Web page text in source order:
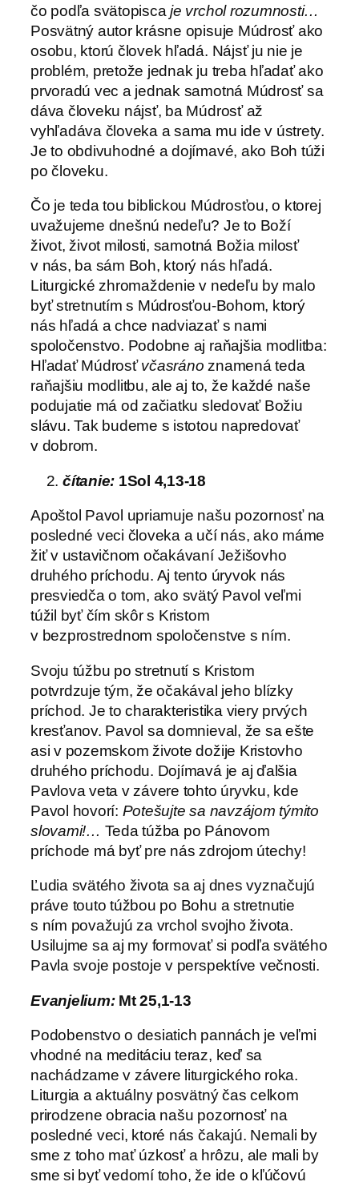
čo podľa svätopiscaje vrchol rozumnosti…
Posvätný autor krásne opisuje Múdrosť ako
osobu, ktorú človek hľadá. Nájsť ju nie je
problém, pretože jednak ju treba hľadať ako
prvoradú vec a jednak samotná Múdrosť sa
dáva človeku nájsť, ba Múdrosť až
vyhľadáva človeka a sama mu ide v ústrety.
Je to obdivuhodné a dojímavé, ako Boh túži
po človeku.
Čo je teda tou biblickou Múdrosťou, o ktorej
uvažujeme dnešnú nedeľu? Je to Boží
život, život milosti, samotná Božia milosť
v nás, ba sám Boh, ktorý nás hľadá.
Liturgické zhromaždenie v nedeľu by malo
byť stretnutím s Múdrosťou-Bohom, ktorý
nás hľadá a chce nadviazať s nami
spoločenstvo. Podobne aj raňajšia modlitba:
Hľadať Múdrosťvčasránoznamená teda
raňajšiu modlitbu, ale aj to, že každé naše
podujatie má od začiatku sledovať Božiu
slávu. Tak budeme s istotou napredovať
v dobrom.
čítanie: 1Sol 4,13-18
Apoštol Pavol upriamuje našu pozornosť na
posledné veci človeka a učí nás, ako máme
žiť v ustavičnom očakávaní Ježišovho
druhého príchodu. Aj tento úryvok nás
presviedča o tom, ako svätý Pavol veľmi
túžil byť čím skôr s Kristom
v bezprostrednom spoločenstve s ním.
Svoju túžbu po stretnutí s Kristom
potvrdzuje tým, že očakával jeho blízky
príchod. Je to charakteristika viery prvých
kresťanov. Pavol sa domnieval, že sa ešte
asi v pozemskom živote dožije Kristovho
druhého príchodu. Dojímavá je aj ďalšia
Pavlova veta v závere tohto úryvku, kde
Pavol hovorí: Potešujte sa navzájom týmito
slovami!… Teda túžba po Pánovom
príchode má byť pre nás zdrojom útechy!
Ľudia svätého života sa aj dnes vyznačujú
práve touto túžbou po Bohu a stretnutie
s ním považujú za vrchol svojho života.
Usilujme sa aj my formovať si podľa svätého
Pavla svoje postoje v perspektíve večnosti.
Evanjelium:Mt 25,1-13
Podobenstvo o desiatich pannách je veľmi
vhodné na meditáciu teraz, keď sa
nachádzame v závere liturgického roka.
Liturgia a aktuálny posvätný čas celkom
prirodzene obracia našu pozornosť na
posledné veci, ktoré nás čakajú. Nemali by
sme z toho mať úzkosť a hrôzu, ale mali by
sme si byť vedomí toho, že ide o kľúčovú